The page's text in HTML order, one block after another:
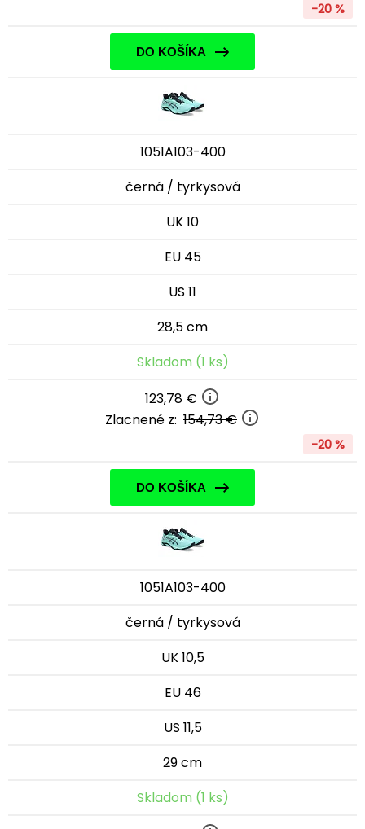
-20 %
DO KOŠÍKA
1051A103-400
černá / tyrkysová
UK 10
EU 45
US 11
28,5 cm
Skladom (1 ks)
123,78 €
Zlacnené z: 154,73 €
-20 %
DO KOŠÍKA
1051A103-400
černá / tyrkysová
UK 10,5
EU 46
US 11,5
29 cm
Skladom (1 ks)